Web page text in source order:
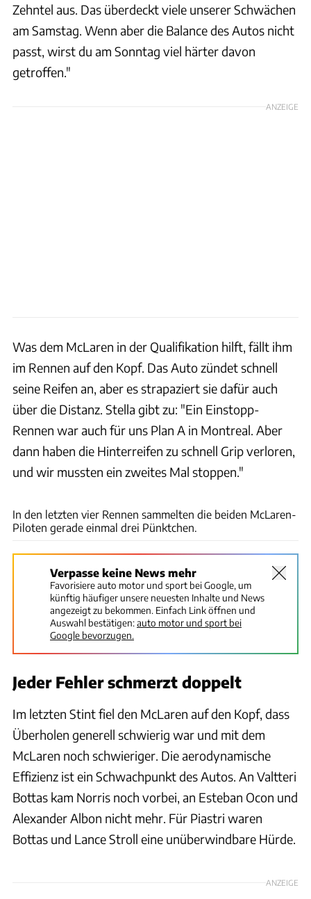
Zehntel aus. Das überdeckt viele unserer Schwächen
am Samstag. Wenn aber die Balance des Autos nicht
passt, wirst du am Sonntag viel härter davon
getroffen."
ANZEIGE
Was dem McLaren in der Qualifikation hilft, fällt ihm
im Rennen auf den Kopf. Das Auto zündet schnell
seine Reifen an, aber es strapaziert sie dafür auch
über die Distanz. Stella gibt zu: "Ein Einstopp-
Rennen war auch für uns Plan A in Montreal. Aber
dann haben die Hinterreifen zu schnell Grip verloren,
und wir mussten ein zweites Mal stoppen."
In den letzten vier Rennen sammelten die beiden McLaren-
Piloten gerade einmal drei Pünktchen.
Verpasse keine News mehr
Favorisiere auto motor und sport bei Google, um
künftig häufiger unsere neuesten Inhalte und News
angezeigt zu bekommen. Einfach Link öffnen und
Auswahl bestätigen:auto motor und sport bei
Google bevorzugen.
Jeder Fehler schmerzt doppelt
Im letzten Stint fiel den McLaren auf den Kopf, dass
Überholen generell schwierig war und mit dem
McLaren noch schwieriger. Die aerodynamische
Effizienz ist ein Schwachpunkt des Autos. An Valtteri
Bottas kam Norris noch vorbei, an Esteban Ocon und
Alexander Albon nicht mehr. Für Piastri waren
Bottas und Lance Stroll eine unüberwindbare Hürde.
ANZEIGE